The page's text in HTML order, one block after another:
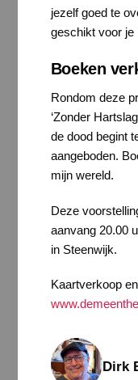
jezelf goed te
geschikt voor je
Boeken
Rondom deze
‘Zonder
de dood begint
aangeboden.
mijn wereld.
Deze
aanvang 20.00
in Steenwijk.
Kaartverkoop
Dirk